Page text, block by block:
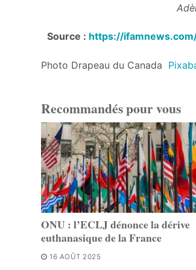
Adèle
Source : https://
Photo Drapeau du Canada
Recommandés pour vous
ONU : l’ECLJ dénonce la dérive
euthanasique de la France
16 AOÛT 2025